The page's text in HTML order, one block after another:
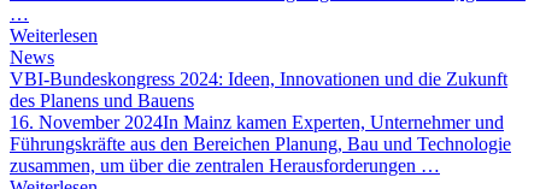
…
Weiterlesen
News
VBI-Bundeskongress 2024: Ideen, Innovationen und die Zukunft
des Planens und Bauens
16. November 2024In Mainz kamen Experten, Unternehmer und
Führungskräfte aus den Bereichen Planung, Bau und Technologie
zusammen, um über die zentralen Herausforderungen …